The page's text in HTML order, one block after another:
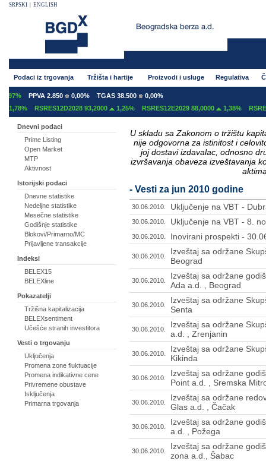
SRPSKI ENGLISH
Podaci iz trgovanja Tržišta i hartije Proizvodi i usluge Regulativa
PPVA 2.850 0,00% TGAS 38.500
0,00%
RSRES12D2028 93,2000
1,25% RSRES12E2029 88,0000 1,38%
Dnevni podaci
Prime Listing
Open Market
MTP
Aktivnost
Istorijski podaci
Dnevne statistike
Nedeljne statistike
Mesečne statistike
Godišnje statistike
Blokovi/Primarno/MC
Prijavljene transakcije
Indeksi
BELEX15
BELEXline
Pokazatelji
Tržišna kapitalizacija
BELEXsentiment
Učešće stranih investitora
Vesti o trgovanju
Uključenja
Promena zone fluktuacije
Promena indikativne cene
Privremene obustave
Isključenja
Primarna trgovanja
U skladu sa Zakonom o tržištu
nije odgovorna za istinitost i
joj dostavi izdavalac, odnosno
izvršavanja obaveza izveštavanja
- Vesti za jun 2010 godine
30.06.2010. Uključenje na VBT -
30.06.2010. Uključenje na VBT - 8.
30.06.2010. Inovirani prospekti -
30.06.2010.
Izveštaj sa održane
Beograd
30.06.2010.
Izveštaj sa održane
Ada a.d. , Beograd
30.06.2010.
Izveštaj sa održane
Senta
30.06.2010.
Izveštaj sa održane
a.d. , Zrenjanin
30.06.2010.
Izveštaj sa održane
Kikinda
30.06.2010.
Izveštaj sa održane
Point a.d. , Sremska
30.06.2010.
Izveštaj sa održane
Glas a.d. , Čačak
30.06.2010.
Izveštaj sa održane
a.d. , Požega
30.06.2010.
Izveštaj sa održane
zona a.d., Šabac